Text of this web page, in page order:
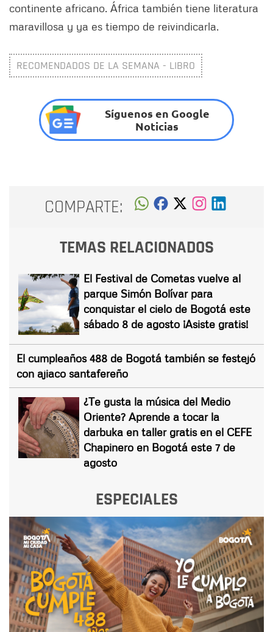
continente africano. África también tiene literatura
maravillosa y ya es tiempo de reivindicarla.
RECOMENDADOS DE LA SEMANA - LIBRO
Síguenos en Google
Noticias
COMPARTE:
TEMAS RELACIONADOS
El Festival de Cometas vuelve al
parque Simón Bolívar para
conquistar el cielo de Bogotá este
sábado 8 de agosto ¡Asiste gratis!
El cumpleaños 488 de Bogotá también se festejó
con ajiaco santafereño
¿Te gusta la música del Medio
Oriente? Aprende a tocar la
darbuka en taller gratis en el CEFE
Chapinero en Bogotá este 7 de
agosto
ESPECIALES